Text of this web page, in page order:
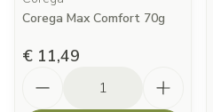
Corega Max Comfort 70g
€ 11,49